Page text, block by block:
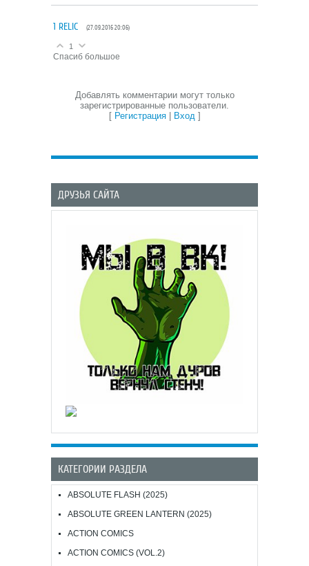
1 RELIC (27.09.2016 20:06)
1
Спасиб большое
Добавлять комментарии могут только
зарегистрированные пользователи.
[ Регистрация| Вход]
ДРУЗЬЯ САЙТА
КАТЕГОРИИ РАЗДЕЛА
ABSOLUTE FLASH (2025)
ABSOLUTE GREEN LANTERN (2025)
ACTION COMICS
ACTION COMICS (VOL.2)